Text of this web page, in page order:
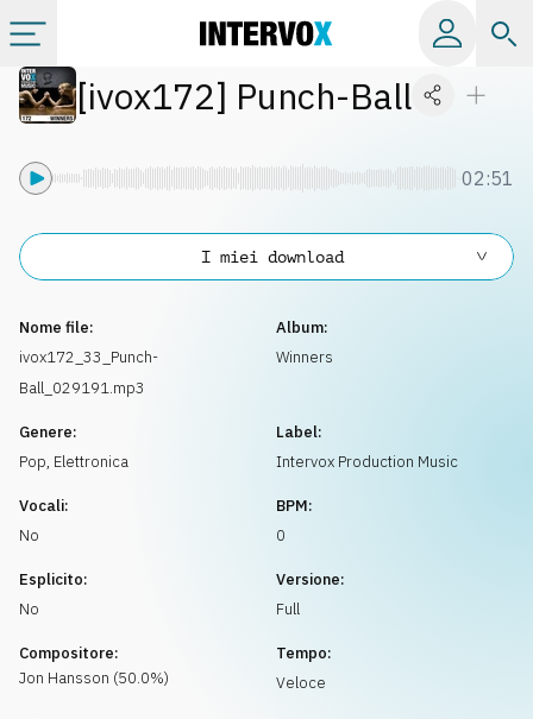
Categorie
Album
Playlist
Licenze
Info
[ivox172] Punch-Ball
02:51
Nome file:
ivox172_33_Punch-
Ball_029191.mp3
Album:
Winners
Genere:
Pop, Elettronica
Label:
Intervox Production Music
Vocali:
No
BPM:
0
Esplicito:
No
Versione:
Full
Compositore:
Jon Hansson (50.0%)
Tempo:
Veloce
I miei download